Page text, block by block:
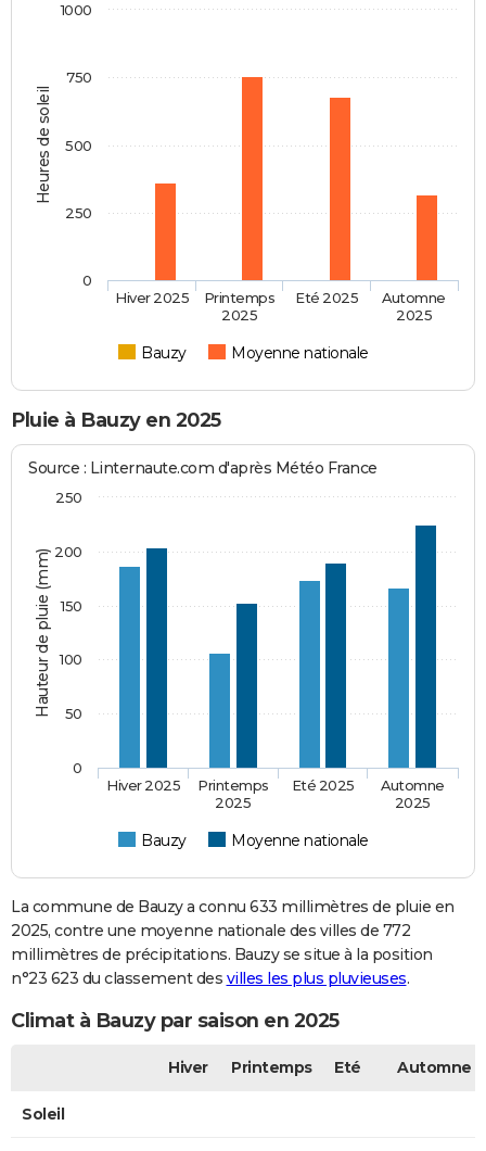
Heures de soleil
Bauzy Moyenne nationale
Hiver 2025
Printemps
2025
Eté 2025
Automne
2025
0
250
500
750
1000
Pluie à Bauzy en 2025
Hauteur de pluie (mm)
Source : Linternaute.com d'après Météo France
Bauzy Moyenne nationale
Hiver 2025
Printemps
2025
Eté 2025
Automne
2025
0
50
100
150
200
250
La commune de Bauzy a connu 633 millimètres de pluie en
2025, contre une moyenne nationale des villes de 772
millimètres de précipitations. Bauzy se situe à la position
n°23 623 du classement des villes les plus pluvieuses.
Climat à Bauzy par saison en 2025
Hiver Printemps Eté Automne
Soleil